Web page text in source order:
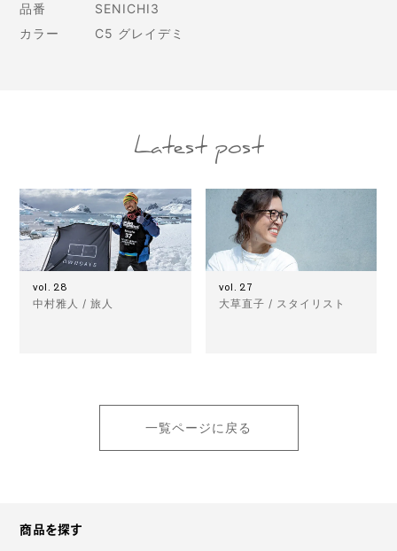
品番
SENICHI3
カラー
C5 グレイデミ
Latest post
vol. 28
中村雅人 / 旅人
vol. 27
大草直子 / スタイリスト
一覧ページに戻る
商品を探す